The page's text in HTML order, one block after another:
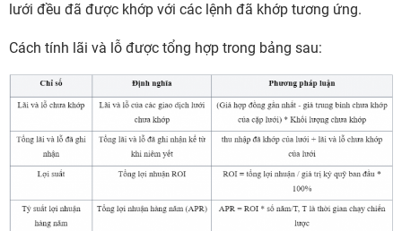
lưới đều đã được khớp với các lệnh đã khớp tương ứng.
Cách tính lãi và lỗ được tổng hợp trong bảng sau: